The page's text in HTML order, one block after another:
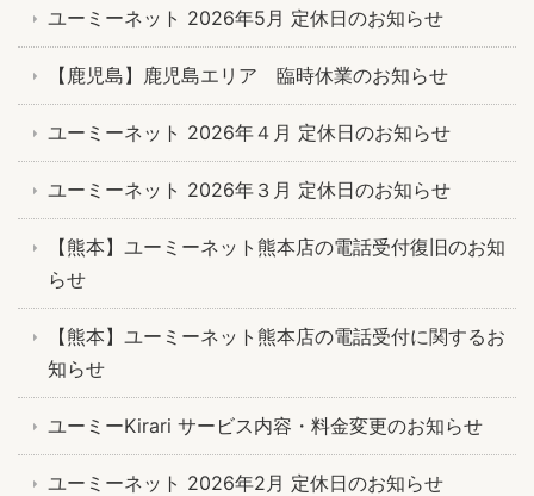
ユーミーネット 2026年5月 定休日のお知らせ
【鹿児島】鹿児島エリア 臨時休業のお知らせ
ユーミーネット 2026年４月 定休日のお知らせ
ユーミーネット 2026年３月 定休日のお知らせ
【熊本】ユーミーネット熊本店の電話受付復旧のお知
らせ
【熊本】ユーミーネット熊本店の電話受付に関するお
知らせ
ユーミーKirari サービス内容・料金変更のお知らせ
ユーミーネット 2026年2月 定休日のお知らせ